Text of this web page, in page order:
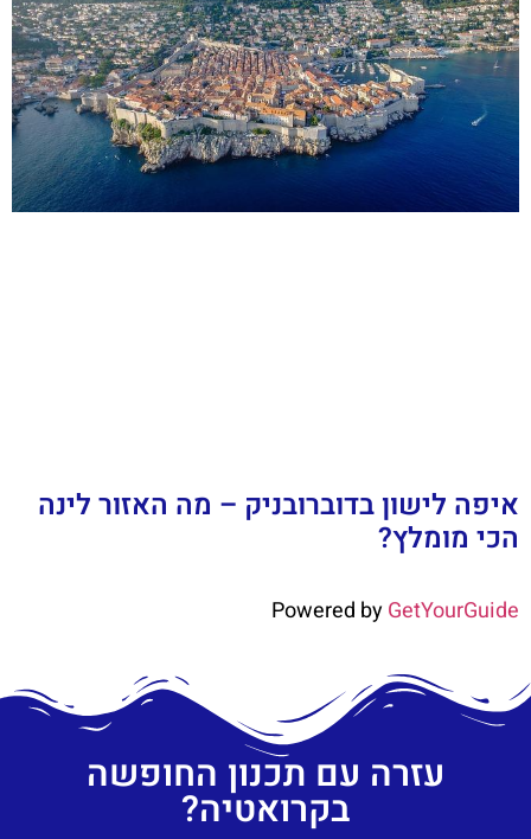
איפה לישון בדוברובניק – מה האזור לינה
הכי מומלץ?
Powered byGetYourGuide
עזרה עם תכנון החופשה
בקרואטיה?